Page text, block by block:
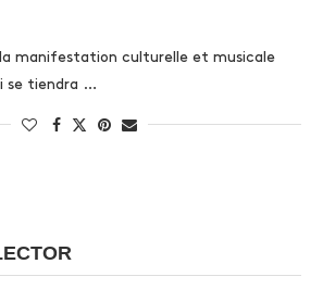
manifestation culturelle et musicale
se tiendra …